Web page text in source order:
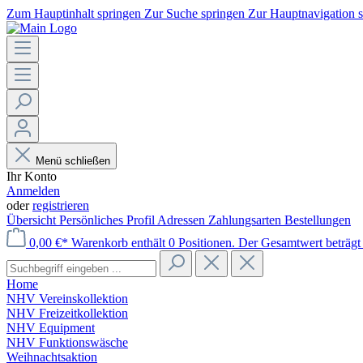
Zum Hauptinhalt springen Zur Suche springen Zur Hauptnavigation
Menü schließen
Ihr Konto
Anmelden
oderregistrieren
Übersicht Persönliches Profil Adressen Zahlungsarten Bestellungen
0,00 €* Warenkorb enthält 0 Positionen. Der Gesamtwert
Home
NHV Vereinskollektion
NHV Freizeitkollektion
NHV Equipment
NHV Funktionswäsche
Weihnachtsaktion